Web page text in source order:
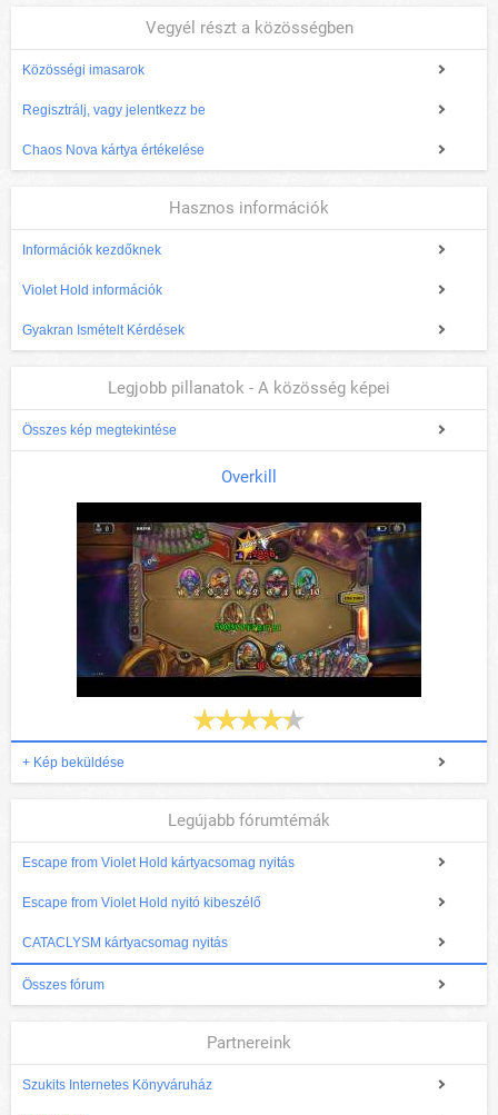
Vegyél részt a közösségben
Közösségi imasarok
Regisztrálj, vagy jelentkezz be
Chaos Nova kártya értékelése
Hasznos információk
Információk kezdőknek
Violet Hold információk
Gyakran Ismételt Kérdések
Legjobb pillanatok - A közösség képei
Összes kép megtekintése
Overkill
+ Kép beküldése
Legújabb fórumtémák
Escape from Violet Hold kártyacsomag nyitás
Escape from Violet Hold nyitó kibeszélő
CATACLYSM kártyacsomag nyitás
Összes fórum
Partnereink
Szukits Internetes Könyváruház